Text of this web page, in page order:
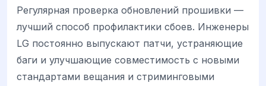
Регулярная проверка обновлений прошивки —
лучший способ профилактики сбоев. Инженеры
LG постоянно выпускают патчи, устраняющие
баги и улучшающие совместимость с новыми
стандартами вещания и стриминговыми